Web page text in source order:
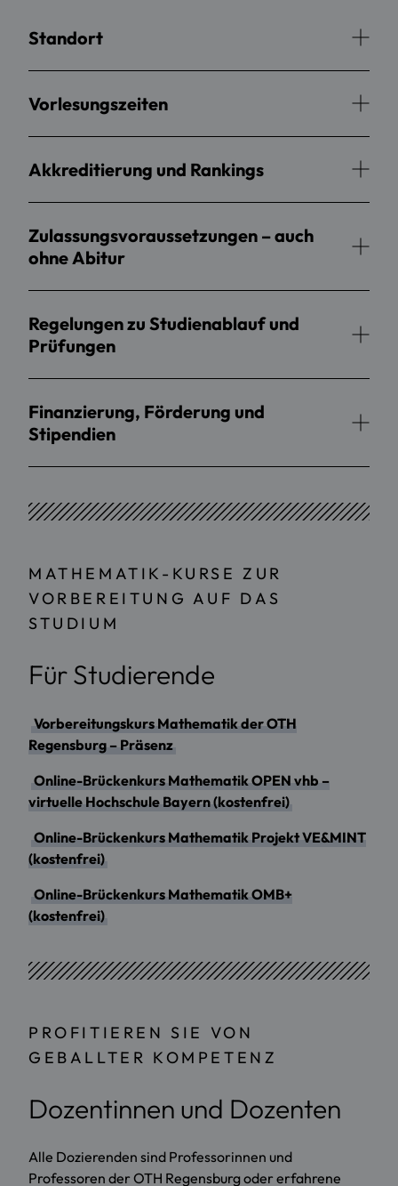
Standort
Vorlesungszeiten
Akkreditierung und Rankings
Zulassungsvoraussetzungen – auch
ohne Abitur
Regelungen zu Studienablauf und
Prüfungen
Finanzierung, Förderung und
Stipendien
MATHEMATIK-KURSE ZUR
VORBEREITUNG AUF DAS
STUDIUM
Für Studierende
Vorbereitungskurs Mathematik der OTH
Regensburg – Präsenz
Online-Brückenkurs Mathematik OPEN vhb –
virtuelle Hochschule Bayern (kostenfrei)
Online-Brückenkurs Mathematik Projekt VE&MINT
(kostenfrei)
Online-Brückenkurs Mathematik OMB+
(kostenfrei)
PROFITIEREN SIE VON
GEBALLTER KOMPETENZ
Dozentinnen und Dozenten
Alle Dozierenden sind Professorinnen und
Professoren der OTH Regensburg oder erfahrene